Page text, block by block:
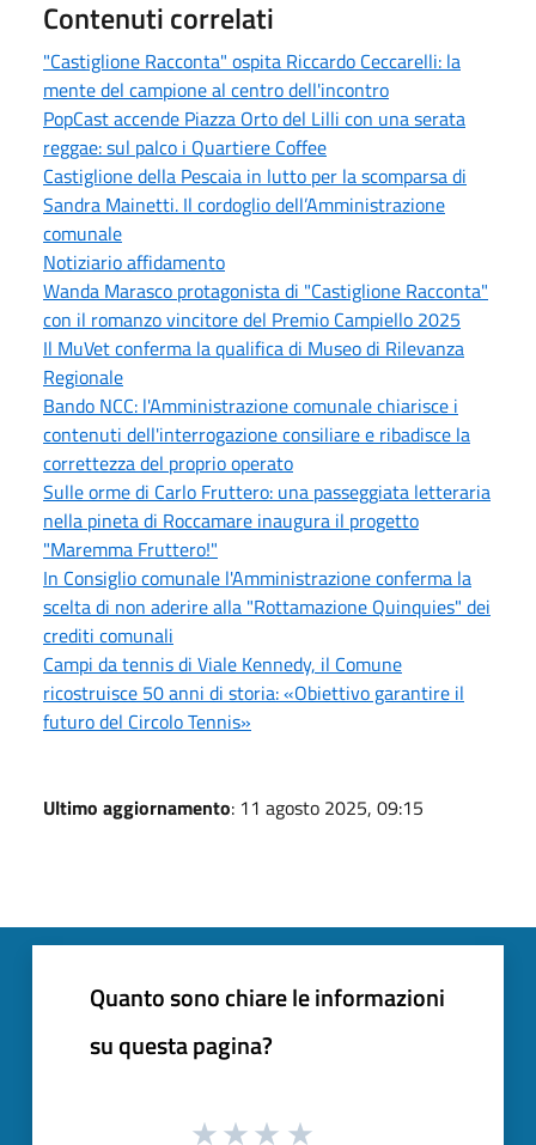
Contenuti correlati
"Castiglione Racconta" ospita Riccardo Ceccarelli: la
mente del campione al centro dell'incontro
PopCast accende Piazza Orto del Lilli con una serata
reggae: sul palco i Quartiere Coffee
Castiglione della Pescaia in lutto per la scomparsa di
Sandra Mainetti. Il cordoglio dell’Amministrazione
comunale
Notiziario affidamento
Wanda Marasco protagonista di "Castiglione Racconta"
con il romanzo vincitore del Premio Campiello 2025
Il MuVet conferma la qualifica di Museo di Rilevanza
Regionale
Bando NCC: l'Amministrazione comunale chiarisce i
contenuti dell'interrogazione consiliare e ribadisce la
correttezza del proprio operato
Sulle orme di Carlo Fruttero: una passeggiata letteraria
nella pineta di Roccamare inaugura il progetto
"Maremma Fruttero!"
In Consiglio comunale l'Amministrazione conferma la
scelta di non aderire alla "Rottamazione Quinquies" dei
crediti comunali
Campi da tennis di Viale Kennedy, il Comune
ricostruisce 50 anni di storia: «Obiettivo garantire il
futuro del Circolo Tennis»
Ultimo aggiornamento: 11 agosto 2025, 09:15
Quanto sono chiare le informazioni
su questa pagina?